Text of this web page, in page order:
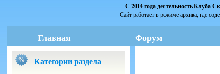
С 2014 года деятельность Клуба
Сайт работает в режиме архива, где
Главная Форум
Категории раздела